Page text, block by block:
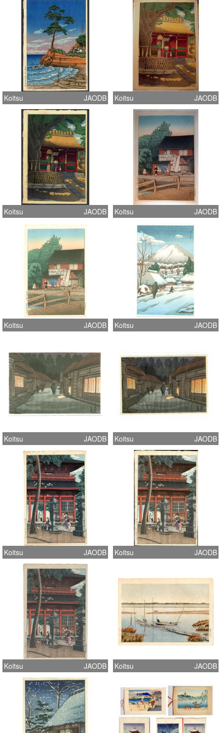
Koitsu JAODB Koitsu JAODB
Koitsu JAODB Koitsu JAODB
Koitsu JAODB Koitsu JAODB
Koitsu JAODB Koitsu JAODB
Koitsu JAODB Koitsu JAODB
Koitsu JAODB Koitsu JAODB